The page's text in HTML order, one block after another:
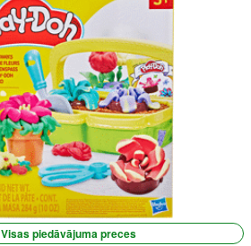
Visas piedāvājuma preces